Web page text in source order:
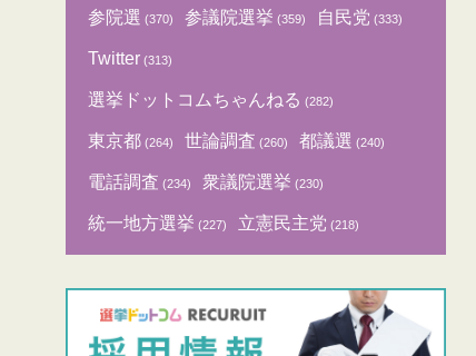
参院選 (370) 参議院選挙 (359) 自民党 (333)
Twitter (313)
選挙ドットコムちゃんねる (282)
東京都 (264) 世論調査 (260) 都議選 (240)
電話調査 (234) 衆議院選挙 (230)
統一地方選挙 (227) 立憲民主党 (218)